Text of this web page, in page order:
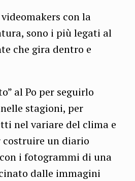
con la
sono i più legati al
che gira dentro e
al Po per seguirlo
stagioni, per
nel variare del clima e
costruire un diario
i fotogrammi di una
dalle immagini